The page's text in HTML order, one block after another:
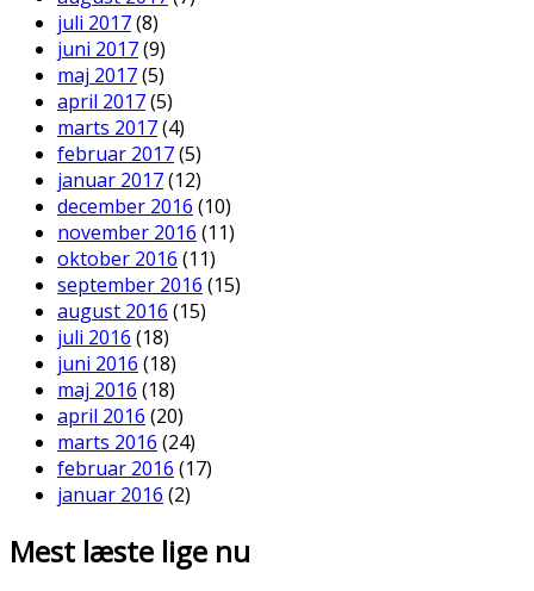
juli 2017(8)
juni 2017(9)
maj 2017(5)
april 2017(5)
marts 2017(4)
februar 2017(5)
januar 2017(12)
december 2016 (10)
november 2016 (11)
oktober 2016 (11)
september 2016 (15)
august 2016 (15)
juli 2016 (18)
juni 2016 (18)
maj 2016 (18)
april 2016 (20)
marts 2016 (24)
februar 2016 (17)
januar 2016 (2)
Mest læste lige nu